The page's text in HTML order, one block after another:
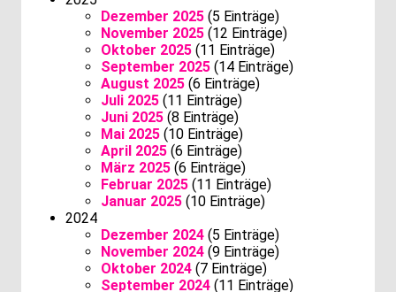
Dezember 2025 (5 Einträge)
November 2025 (12 Einträge)
Oktober 2025 (11 Einträge)
September 2025 (14 Einträge)
August 2025 (6 Einträge)
Juli 2025 (11 Einträge)
Juni 2025 (8 Einträge)
Mai 2025 (10 Einträge)
April 2025 (6 Einträge)
März 2025 (6 Einträge)
Februar 2025 (11 Einträge)
Januar 2025 (10 Einträge)
2024
Dezember 2024 (5 Einträge)
November 2024 (9 Einträge)
Oktober 2024 (7 Einträge)
September 2024 (11 Einträge)